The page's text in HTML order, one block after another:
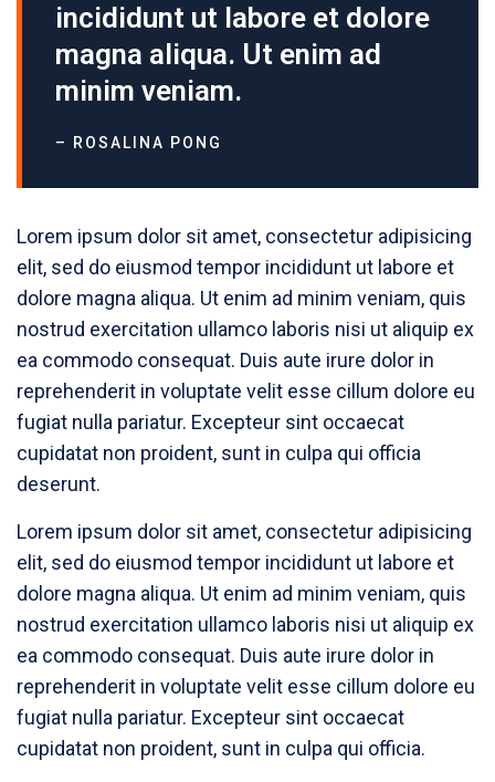
incididunt ut labore et dolore
magna aliqua. Ut enim ad
minim veniam.
– ROSALINA PONG
Lorem ipsum dolor sit amet, consectetur adipisicing
elit, sed do eiusmod tempor incididunt ut labore et
dolore magna aliqua. Ut enim ad minim veniam, quis
nostrud exercitation ullamco laboris nisi ut aliquip ex
ea commodo consequat. Duis aute irure dolor in
reprehenderit in voluptate velit esse cillum dolore eu
fugiat nulla pariatur. Excepteur sint occaecat
cupidatat non proident, sunt in culpa qui officia
deserunt.
Lorem ipsum dolor sit amet, consectetur adipisicing
elit, sed do eiusmod tempor incididunt ut labore et
dolore magna aliqua. Ut enim ad minim veniam, quis
nostrud exercitation ullamco laboris nisi ut aliquip ex
ea commodo consequat. Duis aute irure dolor in
reprehenderit in voluptate velit esse cillum dolore eu
fugiat nulla pariatur. Excepteur sint occaecat
cupidatat non proident, sunt in culpa qui officia.